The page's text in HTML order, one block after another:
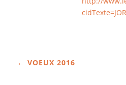
← VOEUX 2016